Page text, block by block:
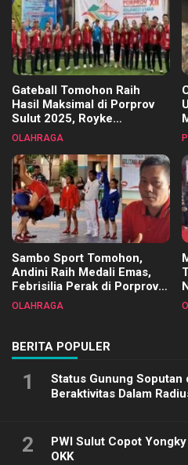
Gateball Tomohon Raih
Hasil Maksimal di Porprov
Sulut 2025, Royke
Tangkawarouw Ucapkan
OLAHRAGA
Sambo Sport Tomohon,
Andini Raih Medali Emas,
Febrisilia Perak di Porprov
Sulut 2025
OLAHRAGA
BERITA POPULER
1
Status Gunung Soputan
Beraktivitas Dalam
2
PWI Sulut Copot
OKK